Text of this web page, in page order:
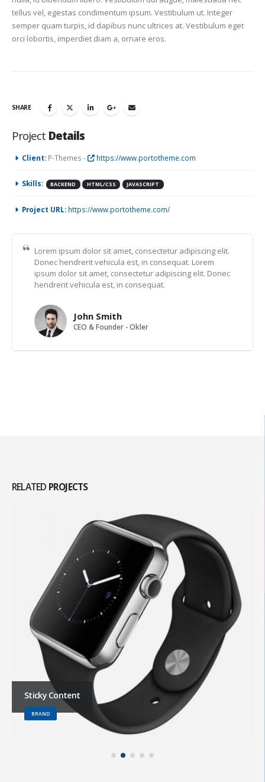
tellus vel, egestas condimentum ipsum. Vestibulum ut. Integer
semper quam turpis, id dapibus nunc ultrices at. Vestibulum eget
orci lobortis, imperdiet diam a, ornare eros.
SHARE
Project Details
Client: P-Themes - https://www.portotheme.com
Skills: BACKEND HTML/CSS JAVASCRIPT
Project URL: https://www.portotheme.com/
Lorem ipsum dolor sit amet, consectetur adipiscing elit.
Donec hendrerit vehicula est, in consequat. Lorem
ipsum dolor sit amet, consectetur adipiscing elit. Donec
hendrerit vehicula est, in consequat.
John Smith
CEO & Founder - Okler
RELATED PROJECTS
Sticky Content
BRAND